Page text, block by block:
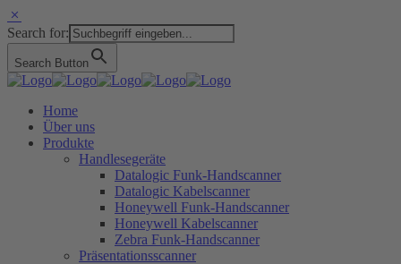
Search for:
Search Button
Home
Über uns
Produkte
Handlesegeräte
Datalogic Funk-Handscanner
Datalogic Kabelscanner
Honeywell Funk-Handscanner
Honeywell Kabelscanner
Zebra Funk-Handscanner
Präsentationsscanner